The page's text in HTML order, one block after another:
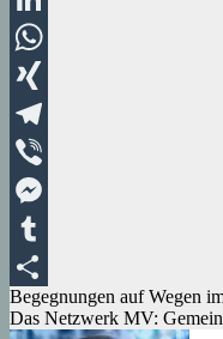
LinkedIn
WhatsApp
XING
Telegram
Viber
Messenger
Tumblr
Teilen
Begegnungen auf Wegen
Das Netzwerk MV: